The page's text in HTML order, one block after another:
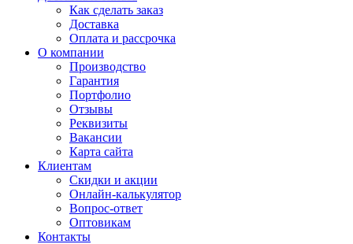
Как сделать заказ
Доставка
Оплата и рассрочка
О компании
Производство
Гарантия
Портфолио
Отзывы
Реквизиты
Вакансии
Карта сайта
Клиентам
Скидки и акции
Онлайн-калькулятор
Вопрос-ответ
Оптовикам
Контакты